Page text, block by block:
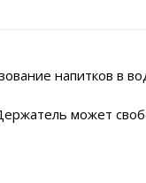
напитков в
может